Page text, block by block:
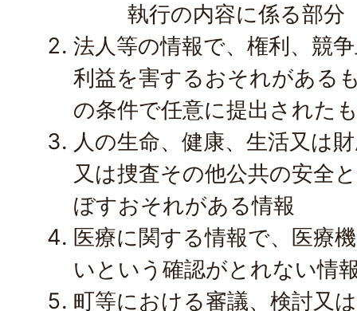
執行の内容に係る部分
法人等の情報で、権利、競
利益を害するおそれがある
の条件で任意に提出された
人の生命、健康、生活又は
又は捜査その他公共の安全
ぼすおそれがある情報
医療に関する情報で、医療
いという確認がとれない情
町等における審議、検討又